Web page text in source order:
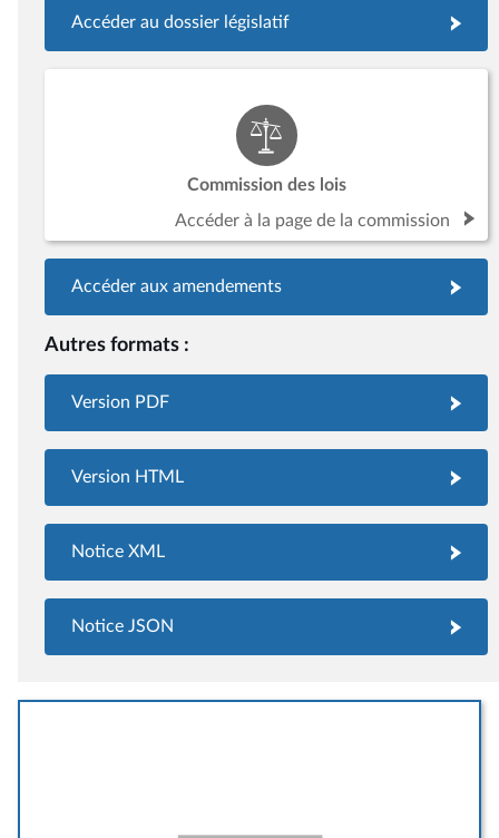
Accéder au dossier législatif
Commission des lois
Accéder à la page de la commission
Accéder aux amendements
Autres formats :
Version PDF
Version HTML
Notice XML
Notice JSON